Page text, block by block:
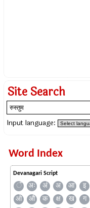
Site Search
Input language:
Word Index
Devanagari Script
ँ अः अं अ आ इ
ओ
औ क क्ष ख ग